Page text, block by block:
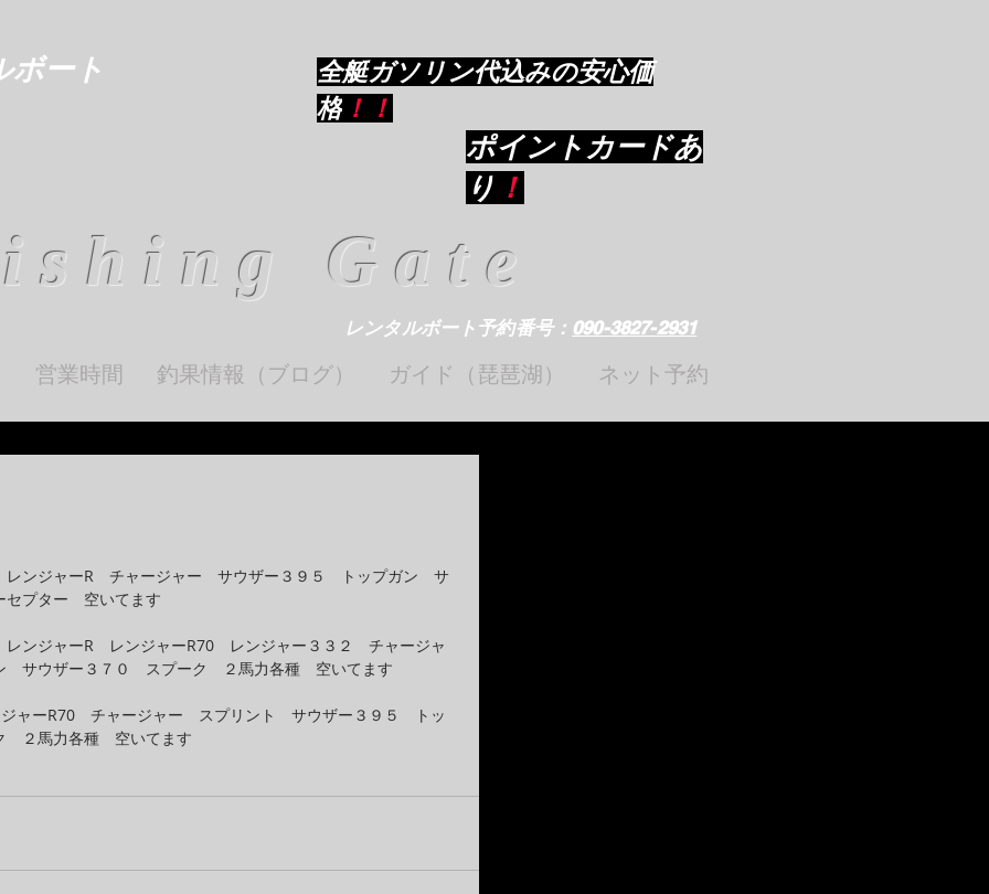
ボート
​全艇ガソリン代込みの安心価
格 ！！
ポイントカードあ
り ！
Gate
レンタルボート予約番号： 090-3827-2931
営業時間 釣果情報（ブログ） ガイド（琵琶湖） ネット予約
ンジャーR　チャージャー　サウザー３９５　トップガン　サ
プター　空いてます
ンジャーR　レンジャーR70　レンジャー３３２　チャージャ
サウザー３７０　スプーク　２馬力各種　空いてます
ャーR70　チャージャー　スプリント　サウザー３９５　トッ
２馬力各種　空いてます